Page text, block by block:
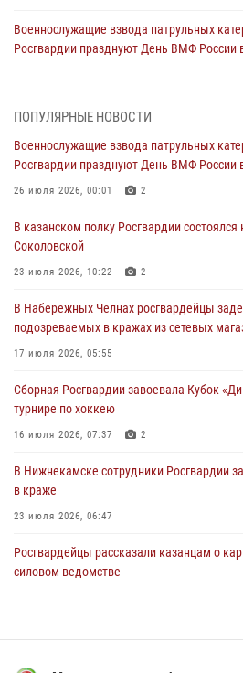
Военнослужащие взвода патрульных
Росгвардии празднуют День ВМФ России
Татарстанские росгвардейцы завоевали
24 июля 2026, 15:05 4
В казанском полку Росгвардии состоялся
23 июля 2026, 10:22
В Нижнекамске сотрудники Росгвардии
23 июля 2026, 06:47
В Казани Росгвардия приняла участие в
22 июля 2026, 07:41
ПОПУЛЯРНЫЕ НОВОСТИ
Военнослужащие взвода патрульных
Росгвардии празднуют День ВМФ России
26 июля 2026, 00:01 2
В казанском полку Росгвардии
Соколовской
23 июля 2026, 10:22 2
В Набережных Челнах росгвардейцы
подозреваемых в кражах из сетевых
17 июля 2026, 05:55
Сборная Росгвардии завоевала Кубок
турнире по хоккею
16 июля 2026, 07:37 2
В Нижнекамске сотрудники Росгвардии
в краже
23 июля 2026, 06:47
Росгвардейцы рассказали казанцам о
силовом ведомстве